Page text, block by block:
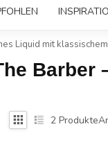
Liquid mit
2 Produkte